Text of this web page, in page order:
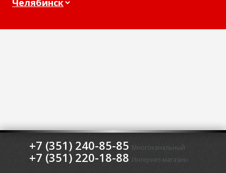
+7 (351) 240-85-85 Многоканальный
+7 (351) 220-18-88 Интернет-магазин